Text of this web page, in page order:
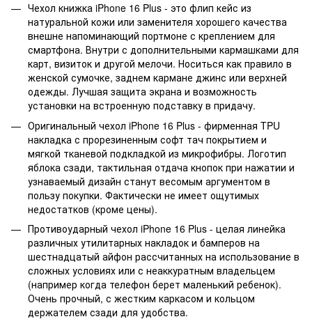
Чехол книжка iPhone 16 Plus - это флип кейс из
натуральной кожи или заменителя хорошего качества
внешне напоминающий портмоне с креплением для
смартфона. Внутри с дополнительными кармашками для
карт, визиток и другой мелочи. Носиться как правило в
женской сумочке, заднем кармане джинс или верхней
одежды. Лучшая защита экрана и возможность
установки на встроенную подставку в придачу.
Оригинальный чехол iPhone 16 Plus - фирменная TPU
накладка с прорезиненным софт тач покрытием и
мягкой тканевой подкладкой из микрофибры. Логотип
яблока сзади, тактильная отдача кнопок при нажатии и
узнаваемый дизайн станут весомым аргументом в
пользу покупки. Фактически не имеет ощутимых
недостатков (кроме цены).
Противоударный чехол iPhone 16 Plus - целая линейка
различных утилитарных накладок и бамперов на
шестнадцатый айфон рассчитанных на использование в
сложных условиях или с неаккуратным владельцем
(например когда телефон берет маленький ребенок).
Очень прочный, с жестким каркасом и кольцом
держателем сзади для удобства.